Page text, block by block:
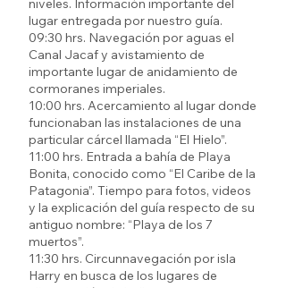
niveles. Información importante del
lugar entregada por nuestro guía.
09:30 hrs. Navegación por aguas el
Canal Jacaf y avistamiento de
importante lugar de anidamiento de
cormoranes imperiales.
10:00 hrs. Acercamiento al lugar donde
funcionaban las instalaciones de una
particular cárcel llamada “El Hielo”.
11:00 hrs. Entrada a bahía de Playa
Bonita, conocido como “El Caribe de la
Patagonia”. Tiempo para fotos, videos
y la explicación del guía respecto de su
antiguo nombre: “Playa de los 7
muertos”.
11:30 hrs. Circunnavegación por isla
Harry en busca de los lugares de